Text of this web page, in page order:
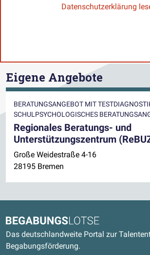
Datenschutzerklärung
Eigene Angebote
BERATUNGSANGEBOT MIT
SCHULPSYCHOLOGISCHES
Regionales Beratungs- und
Unterstützungszentrum
Große Weidestraße 4-16
28195 Bremen
Begabungslotse
Das deutschlandweite Portal zur
Begabungsförderung.